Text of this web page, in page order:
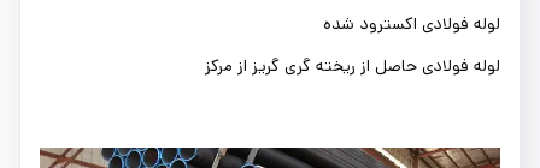
لوله فولادی اکسترود شده
لوله فولادی حاصل از ریخته گری گریز از مرکز